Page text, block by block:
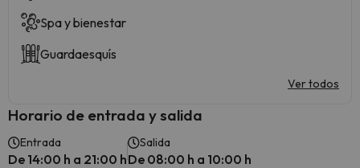
Spa y bienestar
Guardaesquís
Ver todos
Horario de entrada y salida
Entrada
De 14:00 h a 21:00 h
Salida
De 08:00 h a 10:00 h